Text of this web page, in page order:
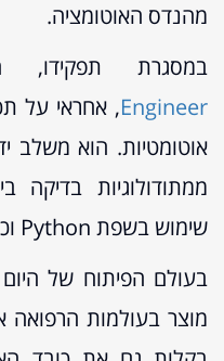
מהנדס האוטומציה.
במסגרת תפקידו,
Engineer, אחראי על
שימוש בשפת Python וכלה בכלי בדיקות כמו Jira.
בעולם הפיתוח של היום
מוצר בעולמות הרפואה